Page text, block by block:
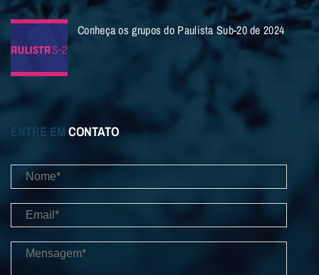
Conheça os grupos do Paulista Sub-20 de 2024
ENTRE EM CONTATO